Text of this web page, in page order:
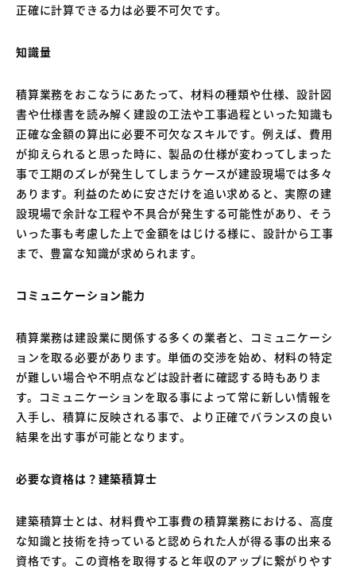
正確に計算できる力は必要不可欠です。
知識量
積算業務をおこなうにあたって、材料の種類や仕様、設計図
書や仕様書を読み解く建設の工法や工事過程といった知識も
正確な金額の算出に必要不可欠なスキルです。例えば、費用
が抑えられると思った時に、製品の仕様が変わってしまった
事で工期のズレが発生してしまうケースが建設現場では多々
あります。利益のために安さだけを追い求めると、実際の建
設現場で余計な工程や不具合が発生する可能性があり、そう
いった事も考慮した上で金額をはじける様に、設計から工事
まで、豊富な知識が求められます。
コミュニケーション能力
積算業務は建設業に関係する多くの業者と、コミュニケーシ
ョンを取る必要があります。単価の交渉を始め、材料の特定
が難しい場合や不明点などは設計者に確認する時もありま
す。コミュニケーションを取る事によって常に新しい情報を
入手し、積算に反映される事で、より正確でバランスの良い
結果を出す事が可能となります。
必要な資格は？建築積算士
建築積算士とは、材料費や工事費の積算業務における、高度
な知識と技術を持っていると認められた人が得る事の出来る
資格です。この資格を取得すると年収のアップに繋がりやす